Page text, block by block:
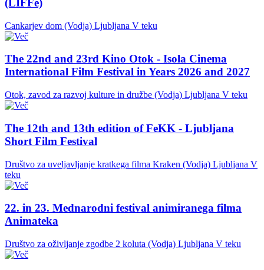
(LIFFe)
Cankarjev dom (Vodja) Ljubljana V teku
The 22nd and 23rd Kino Otok - Isola Cinema
International Film Festival in Years 2026 and 2027
Otok, zavod za razvoj kulture in družbe (Vodja) Ljubljana V teku
The 12th and 13th edition of FeKK - Ljubljana
Short Film Festival
Društvo za uveljavljanje kratkega filma Kraken (Vodja) Ljubljana V
teku
22. in 23. Mednarodni festival animiranega filma
Animateka
Društvo za oživljanje zgodbe 2 koluta (Vodja) Ljubljana V teku